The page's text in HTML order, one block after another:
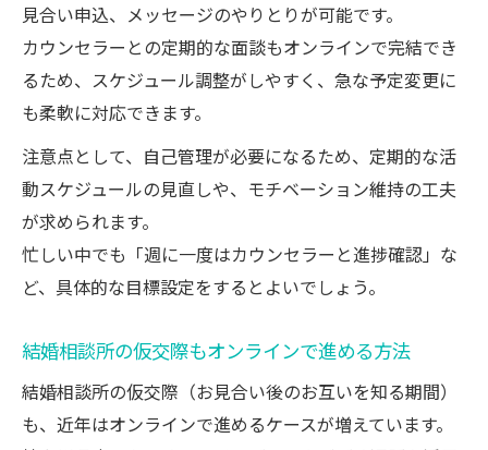
見合い申込、メッセージのやりとりが可能です。
カウンセラーとの定期的な面談もオンラインで完結でき
るため、スケジュール調整がしやすく、急な予定変更に
も柔軟に対応できます。
注意点として、自己管理が必要になるため、定期的な活
動スケジュールの見直しや、モチベーション維持の工夫
が求められます。
忙しい中でも「週に一度はカウンセラーと進捗確認」な
ど、具体的な目標設定をするとよいでしょう。
結婚相談所の仮交際もオンラインで進める方法
結婚相談所の仮交際（お見合い後のお互いを知る期間）
も、近年はオンラインで進めるケースが増えています。